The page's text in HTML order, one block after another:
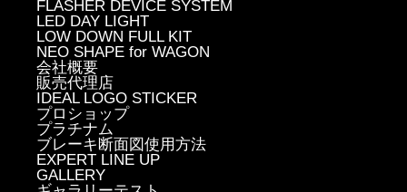
FLASHER DEVICE SYSTEM
LED DAY LIGHT
LOW DOWN FULL KIT
NEO SHAPE for WAGON
会社概要
販売代理店
IDEAL LOGO STICKER
プロショップ
プラチナム
ブレーキ断面図使用方法
EXPERT LINE UP
GALLERY